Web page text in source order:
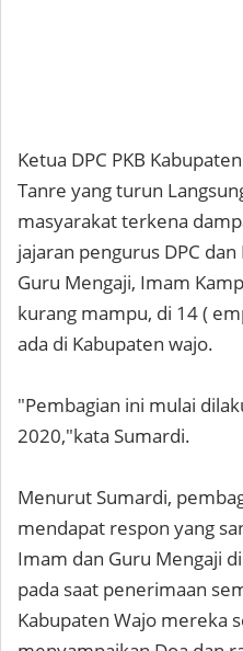
Ketua DPC PKB
Tanre yang turun
masyarakat terkena
jajaran pengurus DPC
Guru Mengaji, Imam
kurang mampu, di 14 (
ada di Kabupaten wajo.
"Pembagian ini mulai
2020,"kata Sumardi.
Menurut Sumardi,
mendapat respon yang
Imam dan Guru Mengaji
pada saat penerimaan
Kabupaten Wajo mereka